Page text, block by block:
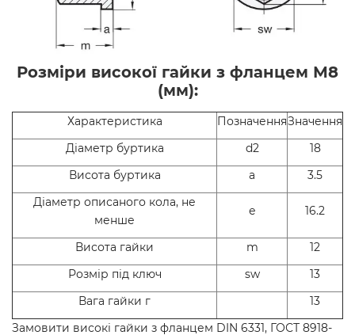
Розміри високої гайки з фланцем М8
(мм):
Характеристика ПозначенняЗначення
Діаметр буртика
d2
18
Висота буртика
а
3.5
Діаметр описаного кола, не
менше
е 16.2
Висота гайки m
12
Розмір під ключ
sw
13
Вага гайки г
13
Замовити високі гайки з фланцем DIN 6331, ГОСТ 8918-